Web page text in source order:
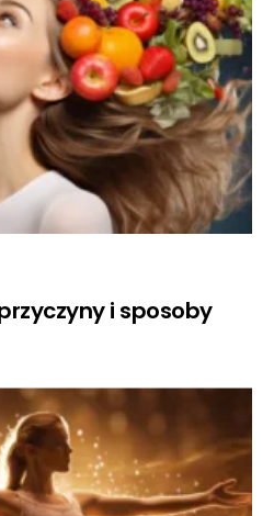
i sposoby